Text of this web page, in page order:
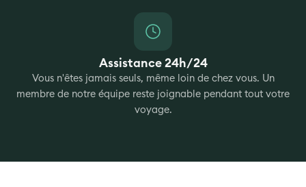
Assistance 24h/24
Vous n'êtes jamais seuls, même loin de chez vous. Un
membre de notre équipe reste joignable pendant tout votre
voyage.